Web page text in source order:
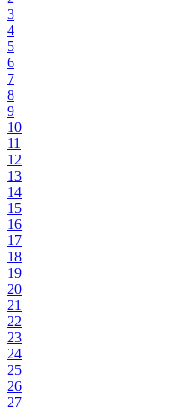
3
4
5
6
7
8
9
10
11
12
13
14
15
16
17
18
19
20
21
22
23
24
25
26
27